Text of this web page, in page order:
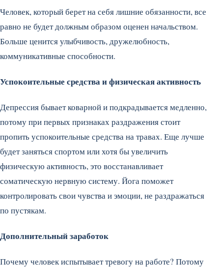
Человек, который берет на себя лишние обязанности, все
равно не будет должным образом оценен начальством.
Больше ценится улыбчивость, дружелюбность,
коммуникативные способности.
Успокоительные средства и физическая активность
Депрессия бывает коварной и подкрадывается медленно,
потому при первых признаках раздражения стоит
пропить успокоительные средства на травах. Еще лучше
будет заняться спортом или хотя бы увеличить
физическую активность, это восстанавливает
соматическую нервную систему. Йога поможет
контролировать свои чувства и эмоции, не раздражаться
по пустякам.
Дополнительный заработок
Почему человек испытывает тревогу на работе? Потому